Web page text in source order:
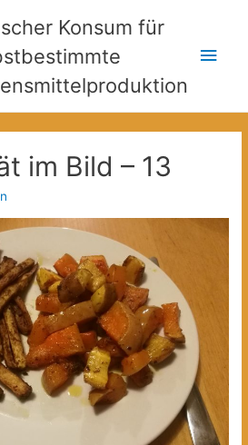
Konsum für
im Bild – 13